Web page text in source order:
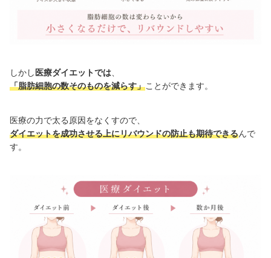
しかし 医療ダイエットでは
「脂肪細胞の数そのものを減らす」ことができます。
医療の力で太る原因をなくすので、
ダイエットを成功させる上にリバウンドの防止も期待できるんで
す。